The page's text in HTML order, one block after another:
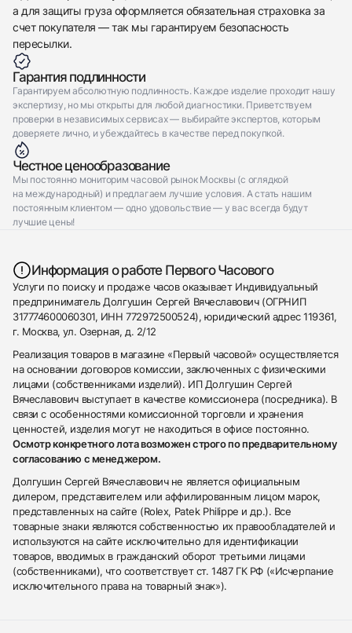
а для защиты груза оформляется обязательная страховка за
счет покупателя — так мы гарантируем безопасность
пересылки.
Гарантия подлинности
Гарантируем абсолютную подлинность. Каждое изделие проходит нашу
экспертизу, но мы открыты для любой диагностики. Приветствуем
проверки в независимых сервисах — выбирайте экспертов, которым
доверяете лично, и убеждайтесь в качестве перед покупкой.
Честное ценообразование
Мы постоянно мониторим часовой рынок Москвы (с оглядкой
на международный) и предлагаем лучшие условия. А стать нашим
постоянным клиентом — одно удовольствие — у вас всегда будут
лучшие цены!
Информация о работе Первого Часового
Услуги по поиску и продаже часов оказывает Индивидуальный
предприниматель Долгушин Сергей Вячеславович (ОГРНИП
317774600060301, ИНН 772972500524), юридический адрес 119361,
г. Москва, ул. Озерная, д. 2/12
Реализация товаров в магазине «Первый часовой» осуществляется
на основании договоров комиссии, заключенных с физическими
лицами (собственниками изделий). ИП Долгушин Сергей
Вячеславович выступает в качестве комиссионера (посредника). В
связи с особенностями комиссионной торговли и хранения
ценностей, изделия могут не находиться в офисе постоянно.
Осмотр конкретного лота возможен строго по предварительному
согласованию с менеджером.
Долгушин Сергей Вячеславович не является официальным
дилером, представителем или аффилированным лицом марок,
представленных на сайте (Rolex, Patek Philippe и др.). Все
товарные знаки являются собственностью их правообладателей и
используются на сайте исключительно для идентификации
товаров, вводимых в гражданский оборот третьими лицами
(собственниками), что соответствует ст. 1487 ГК РФ («Исчерпание
исключительного права на товарный знак»).